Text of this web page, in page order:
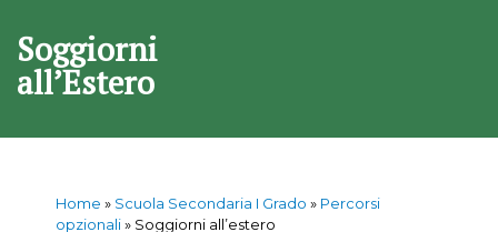
Soggiorni
all’Estero
Home » Scuola Secondaria I Grado » Percorsi
opzionali» Soggiorni all’estero